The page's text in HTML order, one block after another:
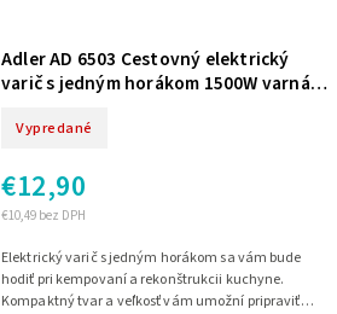
Adler AD 6503 Cestovný elektrický
varič s jedným horákom 1500W varná
Vypredané
€10,49 bez DPH
€12,90
Elektrický varič s jedným horákom sa vám bude
hodiť pri kempovaní a rekonštrukcii kuchyne.
Kompaktný tvar a veľkosť vám umožní pripraviť